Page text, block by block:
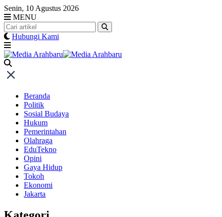
Skip
to
content
Senin, 10 Agustus 2026
MENU
Hubungi Kami
Beranda
Politik
Sosial Budaya
Hukum
Pemerintahan
Olahraga
EduTekno
Opini
Gaya Hidup
Tokoh
Ekonomi
Jakarta